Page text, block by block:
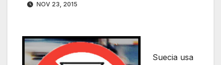
NOV 23, 2015
Suecia usa